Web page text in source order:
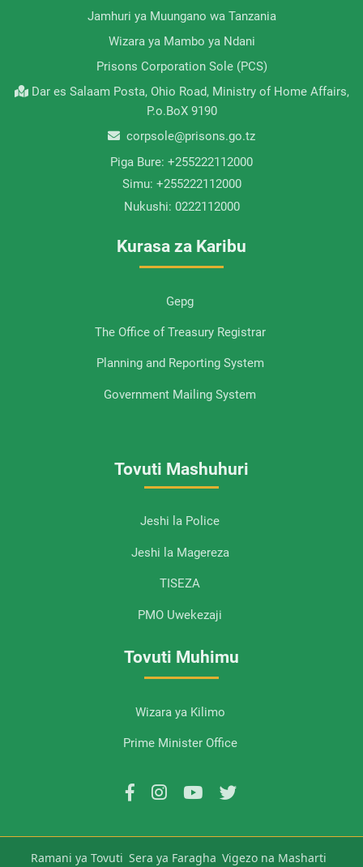
Jamhuri ya Muungano wa Tanzania
Wizara ya Mambo ya Ndani
Prisons Corporation Sole (PCS)
Dar es Salaam Posta, Ohio Road, Ministry of Home Affairs,
P.o.BoX 9190
corpsole@prisons.go.tz
Piga Bure: +255222112000
Simu: +255222112000
Nukushi: 0222112000
Kurasa za Karibu
Gepg
The Office of Treasury Registrar
Planning and Reporting System
Government Mailing System
Tovuti Mashuhuri
Jeshi la Police
Jeshi la Magereza
TISEZA
PMO Uwekezaji
Tovuti Muhimu
Wizara ya Kilimo
Prime Minister Office
Ramani ya Tovuti Sera ya Faragha Vigezo na Masharti